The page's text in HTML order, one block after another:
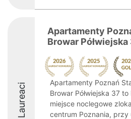
Laureaci
Apartamenty
Browar Półwiejska
Apartamenty Poznań
Browar Półwiejska 37
miejsce noclegowe
centrum Poznania, przy